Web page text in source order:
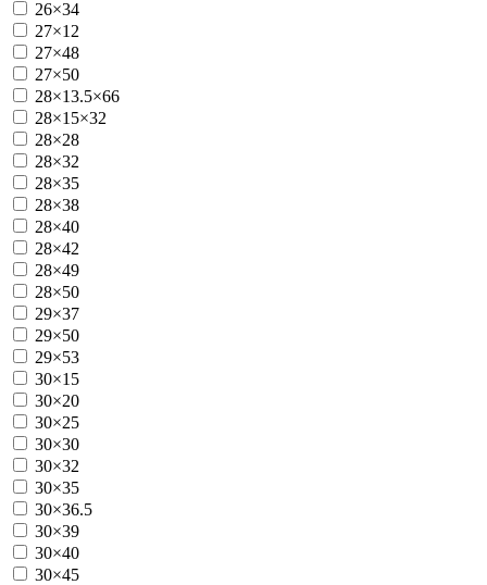
26×34
27×12
27×48
27×50
28×13.5×66
28×15×32
28×28
28×32
28×35
28×38
28×40
28×42
28×49
28×50
29×37
29×50
29×53
30×15
30×20
30×25
30×30
30×32
30×35
30×36.5
30×39
30×40
30×45